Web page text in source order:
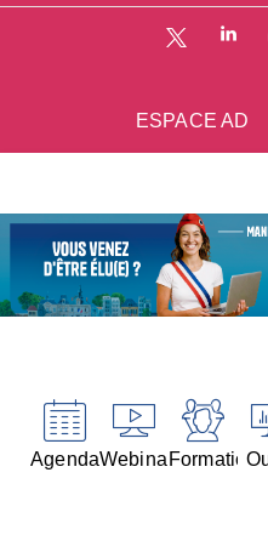
ESPACE AD
AgendaWebinairesFormations